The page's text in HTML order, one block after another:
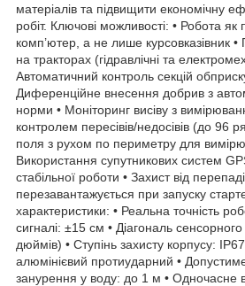
матеріалів та підвищити економічну
робіт. Ключові можливості: • Робота
комп’ютер, а не лише курсовказівник •
на тракторах (гідравлічні та
Автоматичний контроль секцій
Диференційне внесення добрив з
норми • Моніторинг висіву з
контролем пересівів/недосівів (до 96
поля з рухом по периметру для
Використання супутникових систем
стабільної роботи • Захист від
перезавантажується при запуску
характеристики: • Реальна точність
сигналі: ±15 см • Діагональ
дюймів) • Ступінь захисту корпусу:
алюмінієвий протиударний •
занурення у воду: до 1 м • Одночасне